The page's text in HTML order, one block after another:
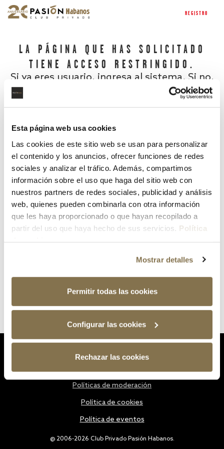
Esta página web usa cookies
Las cookies de este sitio web se usan para personalizar
el contenido y los anuncios, ofrecer funciones de redes
sociales y analizar el tráfico. Además, compartimos
información sobre el uso que haga del sitio web con
nuestros partners de redes sociales, publicidad y análisis
web, quienes pueden combinarla con otra información
que les haya proporcionado o que hayan recopilado a
partir del uso que haya hecho de sus servicios. Política
Mostrar detalles
Permitir todas las cookies
Configurar las cookies
Rechazar las cookies
REGISTRO
LA PÁGINA QUE HAS SOLICITADO
TIENE ACCESO RESTRINGIDO.
Si ya eres usuario, ingresa al sistema. Si no,
¿Has olvidado tu contraseña?
@ 2006-2026 Club Privado Pasión Habanos.
Políticas de moderación
Política de cookies
Política de eventos